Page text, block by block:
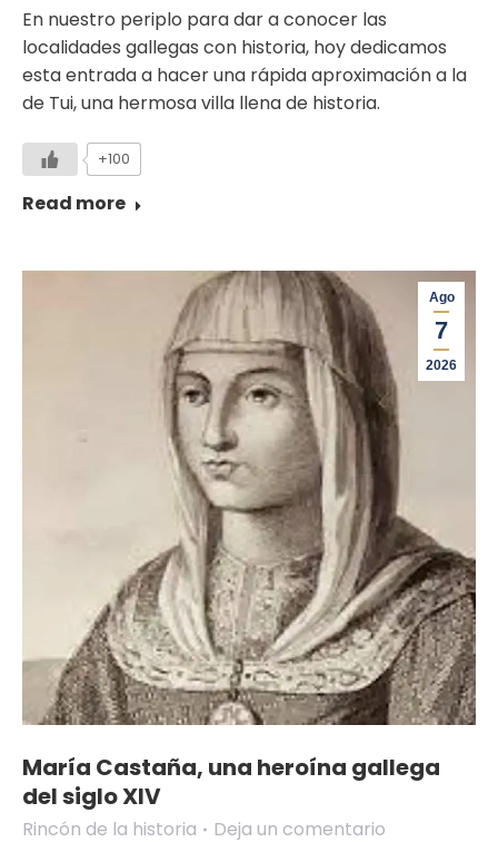
En nuestro periplo para dar a conocer las
localidades gallegas con historia, hoy dedicamos
esta entrada a hacer una rápida aproximación a la
de Tui, una hermosa villa llena de historia.
+100
Read more
Ago
7
2026
María Castaña, una heroína gallega
del siglo XIV
Rincón de la historia
Deja un comentario